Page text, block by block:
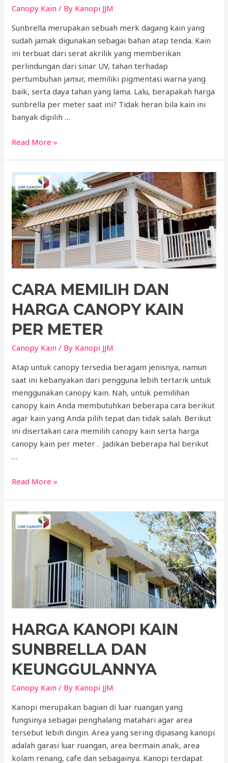
Canopy Kain / By Kanopi JJM
Sunbrella merupakan sebuah merk dagang kain yang
sudah jamak digunakan sebagai bahan atap tenda. Kain
ini terbuat dari serat akrilik yang memberikan
perlindungan dari sinar UV, tahan terhadap
pertumbuhan jamur, memiliki pigmentasi warna yang
baik, serta daya tahan yang lama. Lalu, berapakah harga
sunbrella per meter saat ini? Tidak heran bila kain ini
banyak dipilih …
Harga
Update
Tahun
Ini
Read More »
CARA MEMILIH DAN
HARGA CANOPY KAIN
PER METER
Canopy Kain / By Kanopi JJM
Atap untuk canopy tersedia beragam jenisnya, namun
saat ini kebanyakan dari pengguna lebih tertarik untuk
menggunakan canopy kain. Nah, untuk pemilihan
canopy kain Anda membutuhkan beberapa cara berikut
agar kain yang Anda pilih tepat dan tidak salah. Berikut
ini disertakan cara memilih canopy kain serta harga
canopy kain per meter . Jadikan beberapa hal berikut
…
Cara
Canopy
Read More »
HARGA KANOPI KAIN
SUNBRELLA DAN
KEUNGGULANNYA
Canopy Kain / By Kanopi JJM
Kanopi merupakan bagian di luar ruangan yang
fungsinya sebagai penghalang matahari agar area
tersebut lebih dingin. Area yang sering dipasang kanopi
adalah garasi luar ruangan, area bermain anak, area
kolam renang, cafe dan sebagainya. Kanopi terdapat